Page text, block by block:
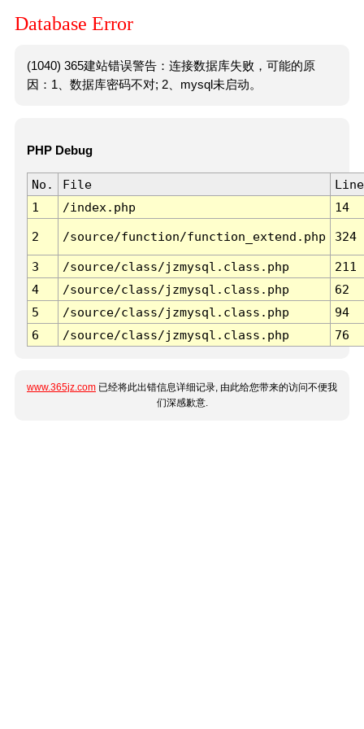
Database Error
(1040) 365建站错误警告：连接数据库失败，可能的原
因：1、数据库密码不对; 2、mysql未启动。
PHP Debug
No. File
Line
1
/index.php 14
2 /source/function/function_extend.php 324
3 /source/class/jzmysql.class.php
211
4
/source/class/jzmysql.class.php
62
5
/source/class/jzmysql.class.php
94
6
/source/class/jzmysql.class.php 76
www.365jz.com 已经将此出错信息详细记录, 由此给您带来的访问不便我
们深感歉意.